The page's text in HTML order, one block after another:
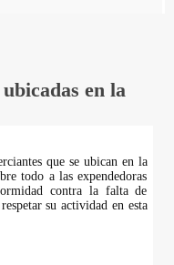
en la
que se ubican en la
todo a las expendedoras
contra la falta de
su actividad en esta